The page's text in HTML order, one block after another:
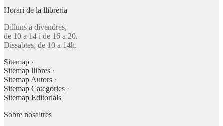
Horari de la llibreria
Dilluns a divendres,
de 10 a 14 i de 16 a 20.
Dissabtes, de 10 a 14h.
Sitemap ·
Sitemap llibres ·
Sitemap Autors ·
Sitemap Categories ·
Sitemap Editorials
Sobre nosaltres